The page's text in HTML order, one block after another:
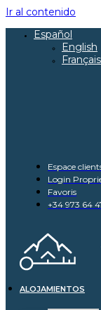
Ir al contenido
Español
English
Français
Espace
Login
Favoris
+34 973 64
ALOJAMIENTOS